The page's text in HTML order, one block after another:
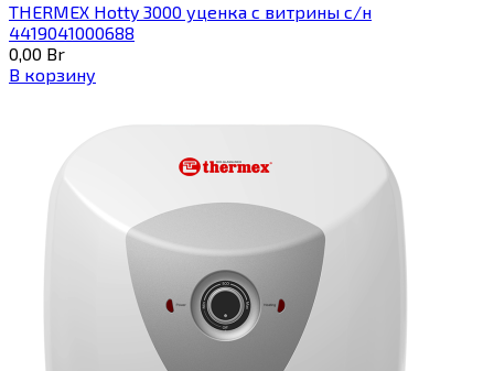
THERMEX Hotty 3000 уценка с витрины с/н
4419041000688
0,00 Br
В корзину